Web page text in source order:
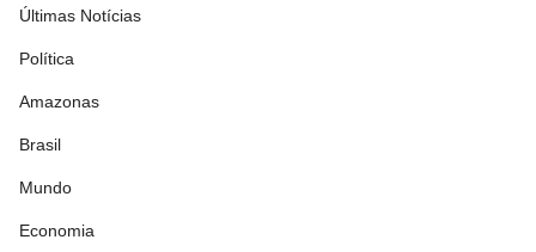
Últimas Notícias
Política
Amazonas
Brasil
Mundo
Economia